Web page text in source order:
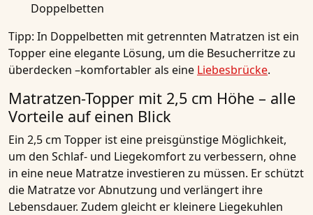
Doppelbetten
Tipp: In Doppelbetten mit getrennten Matratzen ist ein
Topper eine elegante Lösung, um die Besucherritze zu
überdecken –komfortabler als eine Liebesbrücke.
Matratzen-Topper mit 2,5 cm Höhe – alle
Vorteile auf einen Blick
Ein 2,5 cm Topper ist eine preisgünstige Möglichkeit,
um den Schlaf- und Liegekomfort zu verbessern, ohne
in eine neue Matratze investieren zu müssen. Er schützt
die Matratze vor Abnutzung und verlängert ihre
Lebensdauer. Zudem gleicht er kleinere Liegekuhlen